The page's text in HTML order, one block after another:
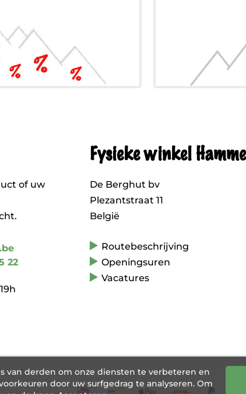
of uw
22
Fysieke winkel Hamme
De Berghut bv
Plezantstraat 11
België
Routebeschrijving
Openingsuren
Vacatures
van derden om onze diensten te verbeteren en
door uw surfgedrag te analyseren. Om